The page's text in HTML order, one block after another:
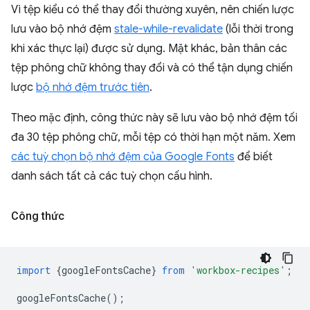
Vì tệp kiểu có thể thay đổi thường xuyên, nên chiến lược
lưu vào bộ nhớ đệm stale-while-revalidate (lỗi thời trong
khi xác thực lại) được sử dụng. Mặt khác, bản thân các
tệp phông chữ không thay đổi và có thể tận dụng chiến
lược bộ nhớ đệm trước tiên.
Theo mặc định, công thức này sẽ lưu vào bộ nhớ đệm tối
đa 30 tệp phông chữ, mỗi tệp có thời hạn một năm. Xem
các tuỳ chọn bộ nhớ đệm của Google Fonts để biết
danh sách tất cả các tuỳ chọn cấu hình.
Công thức
import {googleFontsCache} from 'workbox-recipes' ;
googleFontsCache();